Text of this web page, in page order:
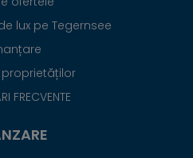
lux pe Tegernsee
proprietăților
FRECVENTE